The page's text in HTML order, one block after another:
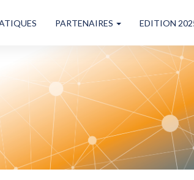
PARTENAIRES EDITION